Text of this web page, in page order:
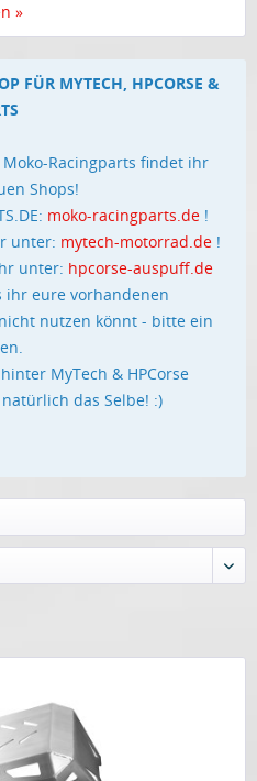
»
FÜR MYTECH, HPCORSE &
Moko-Racingparts findet ihr
Shops!
moko-racingparts.de !
unter: mytech-motorrad.de !
unter: hpcorse-auspuff.de
ihr eure vorhandenen
nutzen könnt - bitte ein
MyTech & HPCorse
das Selbe! :)